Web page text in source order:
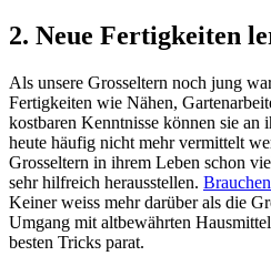
2. Neue Fertigkeiten
Als unsere Grosseltern noch jung
Fertigkeiten wie Nähen,
kostbaren Kenntnisse können sie an
heute häufig nicht mehr vermittelt
Grosseltern in ihrem Leben schon
sehr hilfreich herausstellen.
Keiner weiss mehr darüber als die
Umgang mit altbewährten
besten Tricks parat.